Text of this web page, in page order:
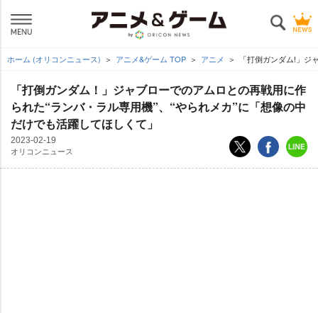
ホーム (オリコンニュース) アニメ&ゲーム TOP アニメ 「打倒ガンダム!」ジ
「打倒ガンダム！」ジャブローでのアムロとの再戦用に作
られた“ランバ・ラル専用機”、“やられメカ”に「想像の中
だけでも活躍してほしくて」
2023-02-19
オリコンニュース